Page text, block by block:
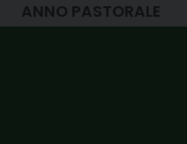
ANNO PASTORALE